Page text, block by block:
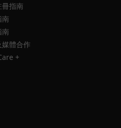
指南
體合作
+